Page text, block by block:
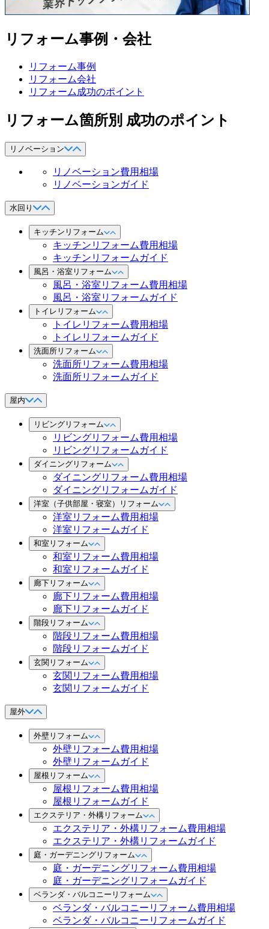
リフォーム事例・会社
リフォーム事例
リフォーム会社
リフォーム成功のポイント
リフォーム箇所別 成功のポイント
リノベーション
リノベーション費用相場
リノベーションガイド
水回り
キッチンリフォーム
キッチンリフォーム費用相場
キッチンリフォームガイド
風呂・浴室リフォーム
風呂・浴室リフォーム費用相場
風呂・浴室リフォームガイド
トイレリフォーム
トイレリフォーム費用相場
トイレリフォームガイド
洗面所リフォーム
洗面所リフォーム費用相場
洗面所リフォームガイド
屋内
リビングリフォーム
リビングリフォーム費用相場
リビングリフォームガイド
ダイニングリフォーム
ダイニングリフォーム費用相場
ダイニングリフォームガイド
洋室（子供部屋・寝室）リフォーム
洋室リフォーム費用相場
洋室リフォームガイド
和室リフォーム
和室リフォーム費用相場
和室リフォームガイド
廊下リフォーム
廊下リフォーム費用相場
廊下リフォームガイド
階段リフォーム
階段リフォーム費用相場
階段リフォームガイド
玄関リフォーム
玄関リフォーム費用相場
玄関リフォームガイド
屋外
外壁リフォーム
外壁リフォーム費用相場
外壁リフォームガイド
屋根リフォーム
屋根リフォーム費用相場
屋根リフォームガイド
エクステリア・外構リフォーム
エクステリア・外構リフォーム費用相場
エクステリア・外構リフォームガイド
庭・ガーデニングリフォーム
庭・ガーデニングリフォーム費用相場
庭・ガーデニングリフォームガイド
ベランダ・バルコニーリフォーム
ベランダ・バルコニーリフォーム費用相場
ベランダ・バルコニーリフォームガイド